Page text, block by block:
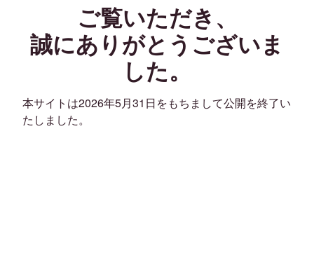
ご覧いただき、
誠にありがとうございま
した。
本サイトは2026年5月31日をもちまして公開を終了い
たしました。